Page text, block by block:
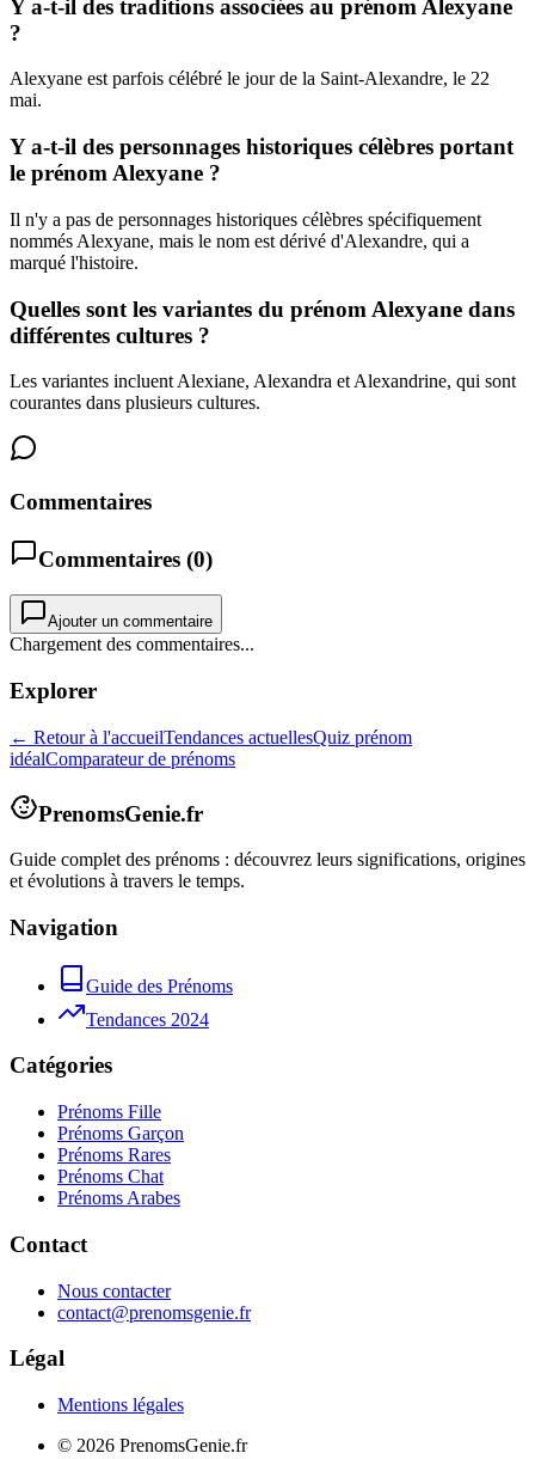
Y a-t-il des traditions associées au prénom Alexyane
?
Alexyane est parfois célébré le jour de la Saint-Alexandre, le 22
mai.
Y a-t-il des personnages historiques célèbres portant
le prénom Alexyane ?
Il n'y a pas de personnages historiques célèbres spécifiquement
nommés Alexyane, mais le nom est dérivé d'Alexandre, qui a
marqué l'histoire.
Quelles sont les variantes du prénom Alexyane dans
différentes cultures ?
Les variantes incluent Alexiane, Alexandra et Alexandrine, qui sont
courantes dans plusieurs cultures.
Commentaires
Commentaires (0)
Ajouter un commentaire
Chargement des commentaires...
Explorer
← Retour à l'accueilTendances actuellesQuiz prénom
idéalComparateur de prénoms
PrenomsGenie.fr
Guide complet des prénoms : découvrez leurs significations, origines
et évolutions à travers le temps.
Navigation
Guide des Prénoms
Tendances 2024
Catégories
Prénoms Fille
Prénoms Garçon
Prénoms Rares
Prénoms Chat
Prénoms Arabes
Contact
Nous contacter
contact@prenomsgenie.fr
Légal
Mentions légales
© 2026 PrenomsGenie.fr